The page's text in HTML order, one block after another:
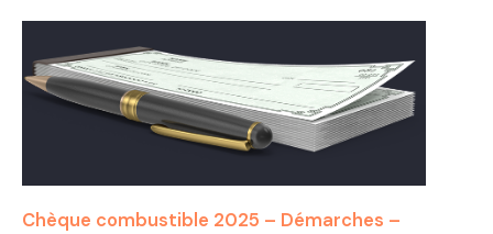
Chèque combustible 2025 – Démarches –